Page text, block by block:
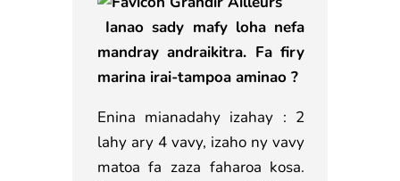
Ianao sady mafy loha nefa
mandray andraikitra. Fa firy
marina irai-tampoa aminao ?
Enina mianadahy izahay : 2
lahy ary 4 vavy, izaho ny vavy
matoa fa zaza faharoa kosa.